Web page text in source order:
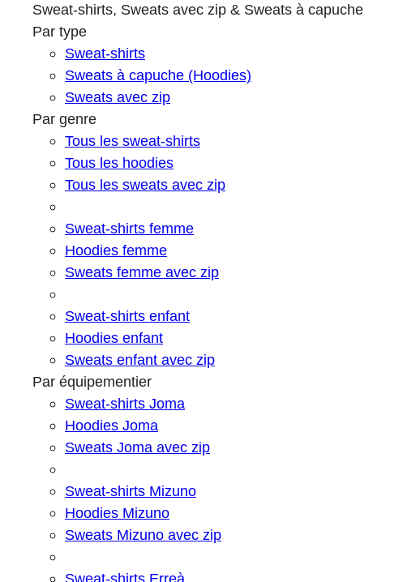
Sweat-shirts, Sweats avec zip & Sweats à capuche
Par type
Sweat-shirts
Sweats à capuche (Hoodies)
Sweats avec zip
Par genre
Tous les sweat-shirts
Tous les hoodies
Tous les sweats avec zip
Sweat-shirts femme
Hoodies femme
Sweats femme avec zip
Sweat-shirts enfant
Hoodies enfant
Sweats enfant avec zip
Par équipementier
Sweat-shirts Joma
Hoodies Joma
Sweats Joma avec zip
Sweat-shirts Mizuno
Hoodies Mizuno
Sweats Mizuno avec zip
Sweat-shirts Erreà